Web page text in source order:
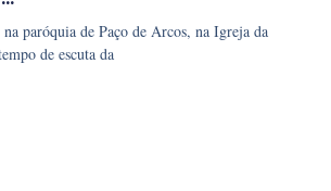
na paróquia de Paço de Arcos, na Igreja da
de escuta da